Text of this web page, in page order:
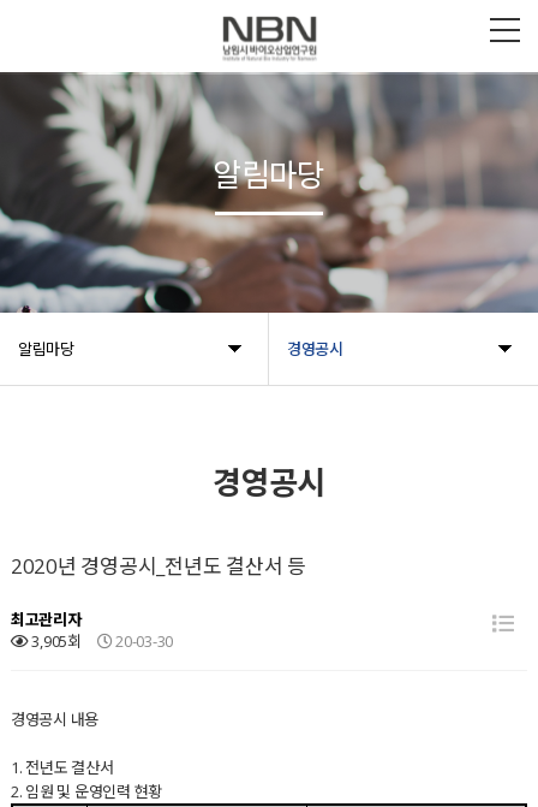
알림마당 경영공시
알림마당
경영공시
2020년 경영공시_전년도 결산서 등
최고관리자
3,905회
20-03-30
경영공시 내용
1. 전년도 결산서
2. 임원 및 운영인력 현황